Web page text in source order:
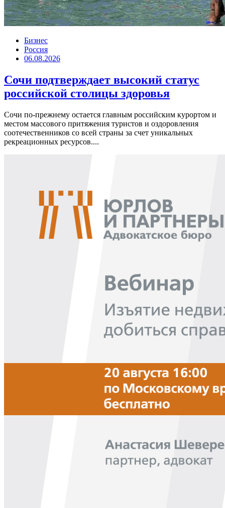
Бизнес
Россия
06.08.2026
Сочи подтверждает высокий статус
российской столицы здоровья
Сочи по-прежнему остается главным российским курортом и
местом массового притяжения туристов и оздоровления
соотечественников со всей страны за счет уникальных
рекреационных ресурсов....